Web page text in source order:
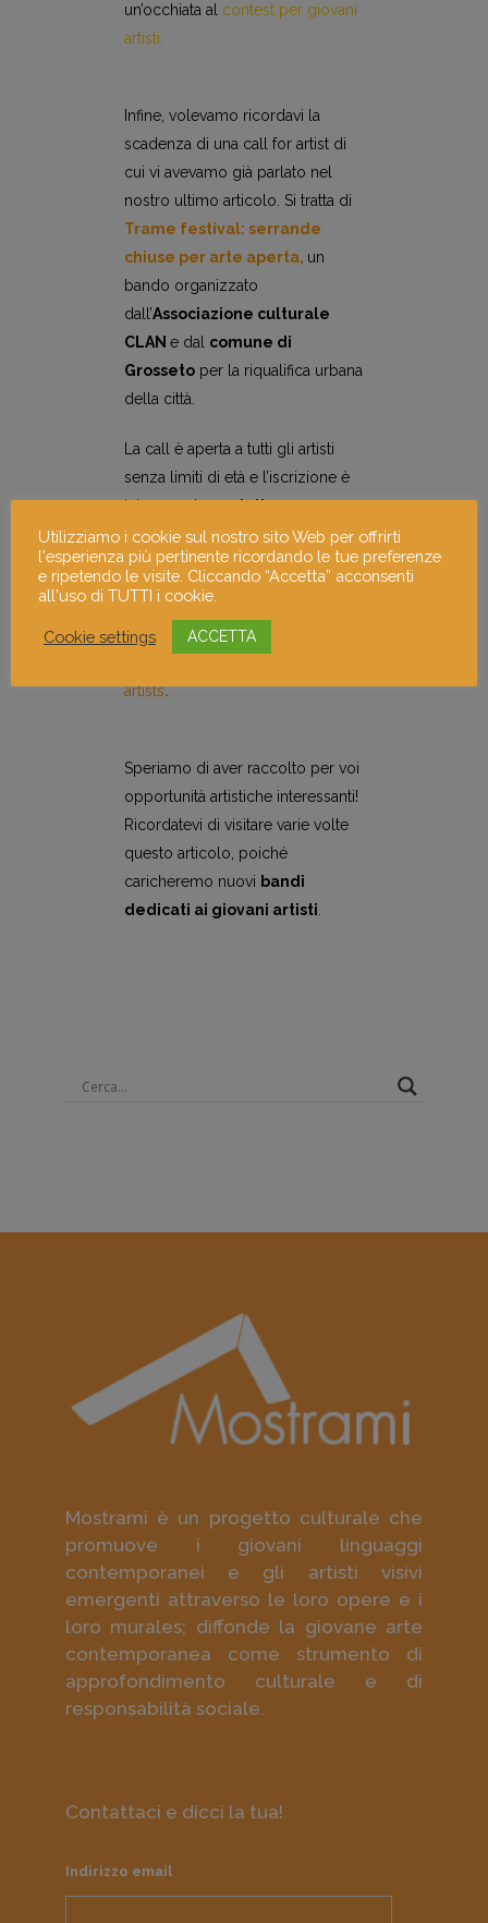
un’occhiata al contest per giovani
artisti.
Infine, volevamo ricordavi la
scadenza di una call for artist di
cui vi avevamo già parlato nel
nostro ultimo articolo. Si tratta di
Trame festival: serrande
chiuse per arte aperta, un
bando organizzato
dall’Associazione culturale
CLAN e dal comune di
Grossetoper la riqualifica urbana
della città.
La call è aperta a tutti gli artisti
senza limiti di età e l’iscrizione è
interamentegratuita.
Ci si può iscrivere al bando
artistico entro il 31 maggio 2020.
Se siete interessati, scoprite
artists.
Speriamo di aver raccolto per voi
opportunità artistiche interessanti!
Ricordatevi di visitare varie volte
questo articolo, poiché
caricheremo nuovi bandi
dedicati ai giovani artisti.
Mostrami è un progetto culturale che
promuove i giovani linguaggi
contemporanei e gli artisti visivi
emergenti attraverso le loro opere e i
loro murales; diffonde la giovane arte
contemporanea come strumento di
approfondimento culturale e di
responsabilità sociale.
Contattaci e dicci la tua!
Indirizzo email
Utilizziamo i cookie sul nostro sito Web per offrirti
l'esperienza più pertinente ricordando le tue preferenze
e ripetendo le visite. Cliccando “Accetta” acconsenti
all'uso di TUTTI i cookie.
Cookie settings ACCETTA